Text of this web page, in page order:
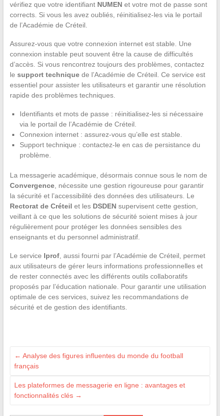
vérifiez que votre identifiant NUMENet votre mot de passe sont
corrects. Si vous les avez oubliés, réinitialisez-les via le portail
de l’Académie de Créteil.
Assurez-vous que votre connexion internet est stable. Une
connexion instable peut souvent être la cause de difficultés
d’accès. Si vous rencontrez toujours des problèmes, contactez
le support techniquede l’Académie de Créteil. Ce service est
essentiel pour assister les utilisateurs et garantir une résolution
rapide des problèmes techniques.
Identifiants et mots de passe : réinitialisez-les si nécessaire
via le portail de l’Académie de Créteil.
Connexion internet : assurez-vous qu’elle est stable.
Support technique : contactez-le en cas de persistance du
problème.
La messagerie académique, désormais connue sous le nom de
Convergence, nécessite une gestion rigoureuse pour garantir
la sécurité et l’accessibilité des données des utilisateurs. Le
Rectorat de Créteil et les DSDENsupervisent cette gestion,
veillant à ce que les solutions de sécurité soient mises à jour
régulièrement pour protéger les données sensibles des
enseignants et du personnel administratif.
Le service Iprof, aussi fourni par l’Académie de Créteil, permet
aux utilisateurs de gérer leurs informations professionnelles et
de rester connectés avec les différents outils collaboratifs
proposés par l’éducation nationale. Pour garantir une utilisation
optimale de ces services, suivez les recommandations de
sécurité et de gestion des identifiants.
← Analyse des figures influentes du monde du football
français
Les plateformes de messagerie en ligne : avantages et
fonctionnalités clés →